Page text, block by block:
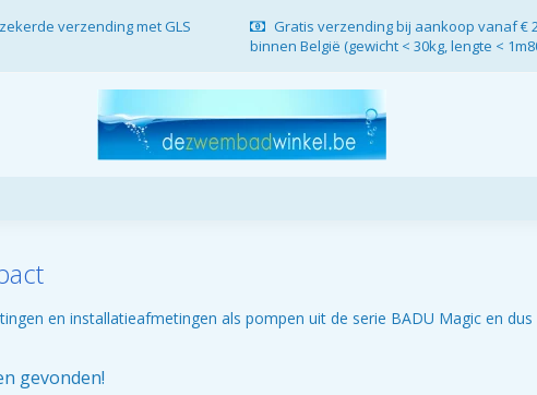
verzending met GLS
Gratis verzending bij aankoop vanaf €
binnen België (gewicht < 30kg, lengte <
en installatieafmetingen als pompen uit de serie BADU Magic en
gevonden!